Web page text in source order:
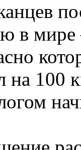
в мире
100